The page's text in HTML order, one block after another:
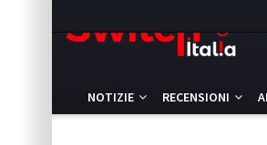
NOTIZIE RECENSIONI